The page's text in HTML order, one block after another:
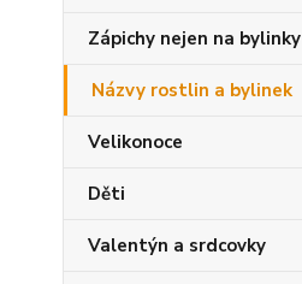
Zápichy nejen na bylinky
Názvy rostlin a bylinek
Velikonoce
Děti
Valentýn a srdcovky